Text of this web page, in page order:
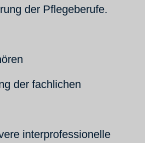
der Pflegeberufe.
der fachlichen
interprofessionelle